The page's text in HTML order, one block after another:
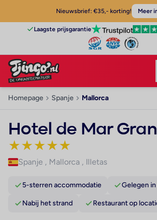
Nieuwsbrief: €35,- korting! Meer
Laagste prijsgarantie
Homepage Spanje Mallorca
Hotel de Mar
★★★★★
Spanje , Mallorca , Illetas
5-sterren accommodatie Gelegen
Nabij het strand Restaurant op